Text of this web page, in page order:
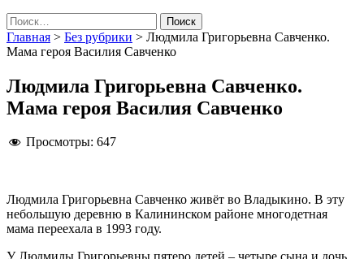
Найти:
Главная > Без рубрики > Людмила Григорьевна Савченко.
Мама героя Василия Савченко
Людмила Григорьевна Савченко.
Мама героя Василия Савченко
Просмотры: 647
Людмила Григорьевна Савченко живёт во Владыкино. В эту
небольшую деревню в Калининском районе многодетная
мама переехала в 1993 году.
У Людмилы Григорьевны пятеро детей – четыре сына и дочь.